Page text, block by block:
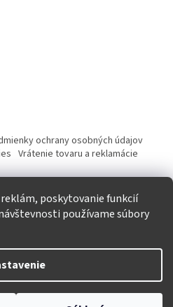
poskytovanie funkcií
používame súbory
ochrany osobných údajov
Vrátenie tovaru a reklamácie
optimalizácia
. Všetky práva vyhradené.Upraviť